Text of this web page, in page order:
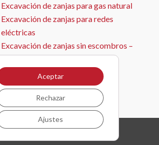
Excavación de zanjas para gas natural
Excavación de zanjas para redes
eléctricas
Excavación de zanjas sin escombros –
Microzanja con aspirado
Instalación de sensores
Obra Civil
Aceptar
Rechazar
Ajustes